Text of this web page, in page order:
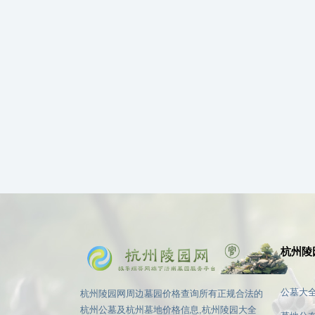
杭州陵园网周边墓园价格查询所有正规合法的
杭州公墓及杭州墓地价格信息,杭州陵园大全
杭州陵
公墓大